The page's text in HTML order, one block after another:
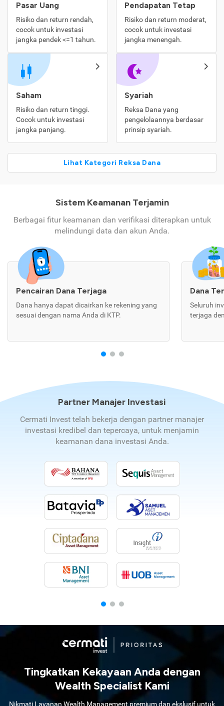
Pasar Uang
Risiko dan return rendah,
cocok untuk investasi
jangka pendek <=1 tahun.
Pendapatan Tetap
Risiko dan return moderat,
cocok untuk investasi
jangka menengah.
Saham
Risiko dan return tinggi.
Cocok untuk investasi
jangka panjang.
Syariah
Reksa Dana yang
pengelolaannya berdasar
prinsip syariah.
Lihat Kategori Reksa Dana
Sistem Keamanan Terjamin
Berbagai fitur keamanan dan verifikasi diterapkan untuk
melindungi data dan akun Anda.
Pencairan Dana Terjaga
Dana hanya dapat dicairkan ke rekening yang
sesuai dengan nama Anda di KTP.
Dana
Seluruh
terjaga
Partner Manajer Investasi
Cermati Invest telah bekerja dengan partner manajer
investasi kredibel dan tepercaya, untuk menjamin
keamanan dana investasi Anda.
Tingkatkan Kekayaan Anda dengan
Wealth Specialist Kami
Nikmati Layanan Wealth Management premium dan ekslusif untuk